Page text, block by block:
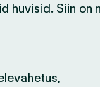
huvisid. Siin on